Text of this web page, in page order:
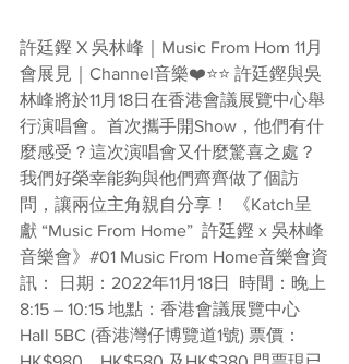
許廷鏗 X 吳林峰｜Music From Hom 11月
會展見｜Channel音樂❤️⭐️⭐️ 許廷鏗與吳
林峰將於11月18日在香港會議展覽中心舉
行演唱會。首次攜手開Show，他們有什
麼感受？這次演唱會又什麼驚喜之處？
我們好榮幸能夠與他們齊齊做了個訪
問，讓兩位主角親自分享！ 《Katch呈
獻 “Music From Home”  許廷鏗 x 吳林峰
音樂會》#01 Music From Home音樂會資
訊： 日期：2022年11月18日  時間：晚上
8:15 – 10:15 地點：香港會議展覽中心
Hall 5BC (香港灣仔博覽道1號) 票價：